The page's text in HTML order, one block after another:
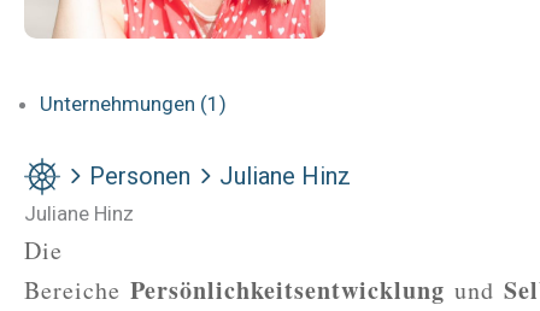
Unternehmungen (1)
Personen Juliane Hinz
Juliane Hinz
Die
Bereiche Persönlichkeitsentwicklung und